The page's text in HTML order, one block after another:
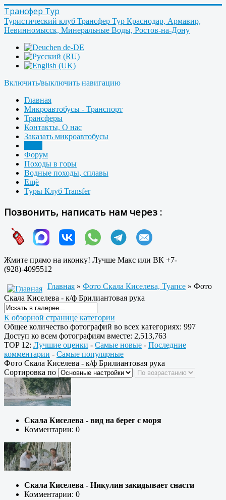
Трансфер Тур
Туристический клуб Трансфер Тур Краснодар, Армавир,
Невинномысск, Минеральные Воды, Ростов-на-Дону
Включить/выключить навигацию
Главная
Микроавтобусы - Транспорт
Трансферы
Контакты, О нас
Заказать микроавтобусы
Форум
Походы в горы
Водные походы, сплавы
Ещё
Туры Клуб Transfer
Позвонить, написать нам через :
Жмите прямо на иконку! Лучше Макс или ВК +7-
(928)-4095512
Главная » Фото Скала Киселева, Туапсе » Фото
Скала Киселева - к/ф Брилиантовая рука
К обзорной странице категории
Общее количество фотографий во всех категориях: 997
Доступ ко всем фотографиям вместе: 2,513,763
TOP 12: Лучшие оценки - Самые новые - Последние
комментарии - Самые популярные
Фото Скала Киселева - к/ф Брилиантовая рука
Сортировка по
Скала Киселева - вид на берег с моря
Комментарии: 0
Скала Киселева - Никулин закидывает снасти
Комментарии: 0